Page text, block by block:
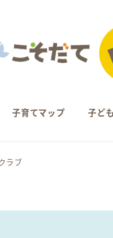
子育てマップ 子ど
ラブ